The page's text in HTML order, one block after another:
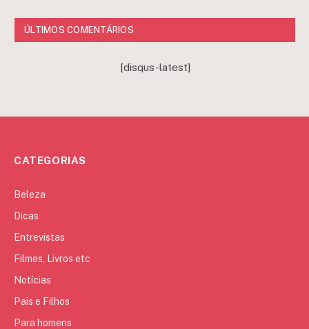
ÚLTIMOS COMENTÁRIOS
[disqus-latest]
CATEGORIAS
Beleza
Dicas
Entrevistas
Filmes, Livros etc
Notícias
Pais e Filhos
Para homens